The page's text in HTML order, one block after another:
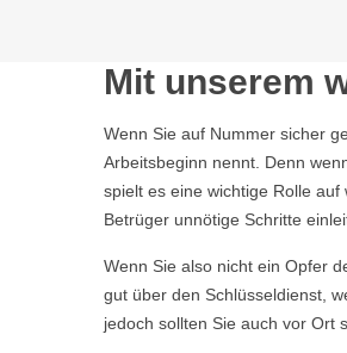
Mit unserem
Wenn Sie auf Nummer sicher
Arbeitsbeginn nennt. Denn
spielt es eine wichtige Rolle
Betrüger unnötige Schritte
Wenn Sie also nicht ein Opfer
gut über den Schlüsseldienst,
jedoch sollten Sie auch vor Ort